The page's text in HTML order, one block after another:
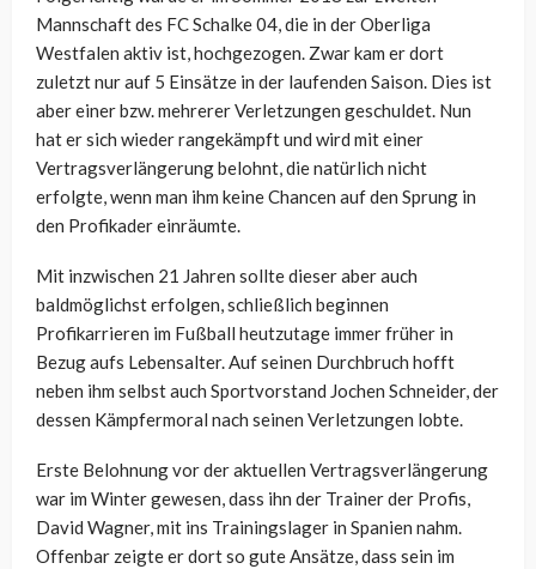
Mannschaft des FC Schalke 04, die in der Oberliga
Westfalen aktiv ist, hochgezogen. Zwar kam er dort
zuletzt nur auf 5 Einsätze in der laufenden Saison. Dies ist
aber einer bzw. mehrerer Verletzungen geschuldet. Nun
hat er sich wieder rangekämpft und wird mit einer
Vertragsverlängerung belohnt, die natürlich nicht
erfolgte, wenn man ihm keine Chancen auf den Sprung in
den Profikader einräumte.
Mit inzwischen 21 Jahren sollte dieser aber auch
baldmöglichst erfolgen, schließlich beginnen
Profikarrieren im Fußball heutzutage immer früher in
Bezug aufs Lebensalter. Auf seinen Durchbruch hofft
neben ihm selbst auch Sportvorstand Jochen Schneider, der
dessen Kämpfermoral nach seinen Verletzungen lobte.
Erste Belohnung vor der aktuellen Vertragsverlängerung
war im Winter gewesen, dass ihn der Trainer der Profis,
David Wagner, mit ins Trainingslager in Spanien nahm.
Offenbar zeigte er dort so gute Ansätze, dass sein im